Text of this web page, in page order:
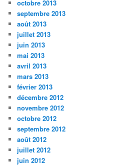
octobre 2013
septembre 2013
août 2013
juillet 2013
juin 2013
mai 2013
avril 2013
mars 2013
février 2013
décembre 2012
novembre 2012
octobre 2012
septembre 2012
août 2012
juillet 2012
juin 2012